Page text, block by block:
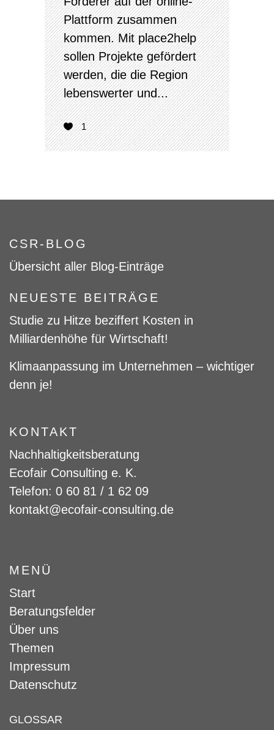
Plattform zusammen
kommen. Mit place2help
sollen Projekte gefördert
werden, die die Region
lebenswerter und...
1
CSR-BLOG
Übersicht aller Blog-Einträge
NEUESTE BEITRÄGE
Studie zu Hitze beziffert Kosten in
Milliardenhöhe für Wirtschaft!
Klimaanpassung im Unternehmen – wichtiger
denn je!
KONTAKT
Nachhaltigkeitsberatung
Ecofair Consulting e. K.
Telefon: 0 60 81 / 1 62 09
kontakt@ecofair-consulting.de
MENÜ
Start
Beratungsfelder
Über uns
Themen
Impressum
Datenschutz
GLOSSAR